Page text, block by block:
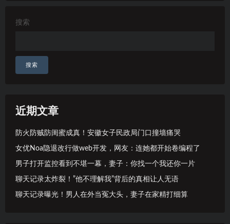
搜索
搜索
近期文章
防火防贼防闺蜜成真！安徽女子民政局门口撞墙痛哭
女优Noa隐退改行做web开发，网友：连她都开始卷编程了
男子打开监控看到不堪一幕，妻子：你找一个我还你一片
聊天记录太炸裂！”他不理解我”背后的真相让人无语
聊天记录曝光！男人在外当冤大头，妻子在家精打细算